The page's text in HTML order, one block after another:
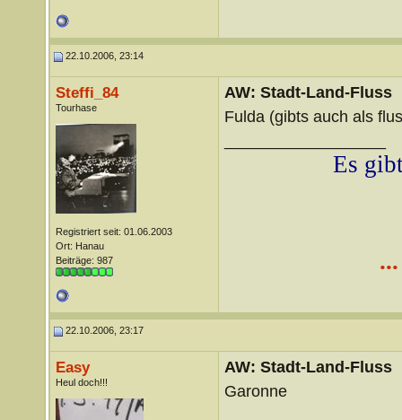
22.10.2006, 23:14
Steffi_84
Tourhase
Registriert seit: 01.06.2003
Ort: Hanau
Beiträge: 987
AW: Stadt-Land-Fluss
Fulda (gibts auch als
Es
22.10.2006, 23:17
Easy
Heul doch!!!
AW: Stadt-Land-Fluss
Garonne